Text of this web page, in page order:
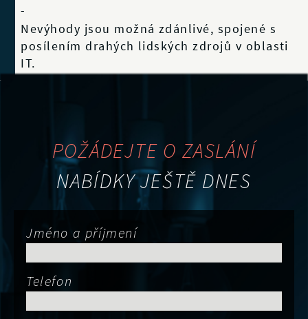
-
Nevýhody jsou možná zdánlivé, spojené s
posílením drahých lidských zdrojů v oblasti
IT.
POŽÁDEJTE O ZASLÁNÍ
NABÍDKY JEŠTĚ DNES
Jméno a příjmení
Telefon